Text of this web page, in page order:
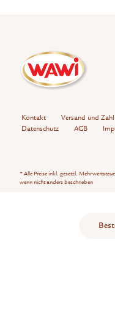
Kontakt Versand und
Datenschutz
AGB
* Alle Preise inkl. gesetzl.
wenn nicht anders beschrieben